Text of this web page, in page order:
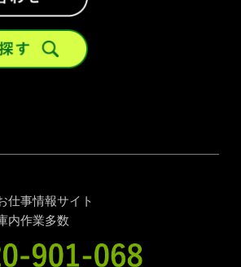
仕事情報サイト
内作業多数